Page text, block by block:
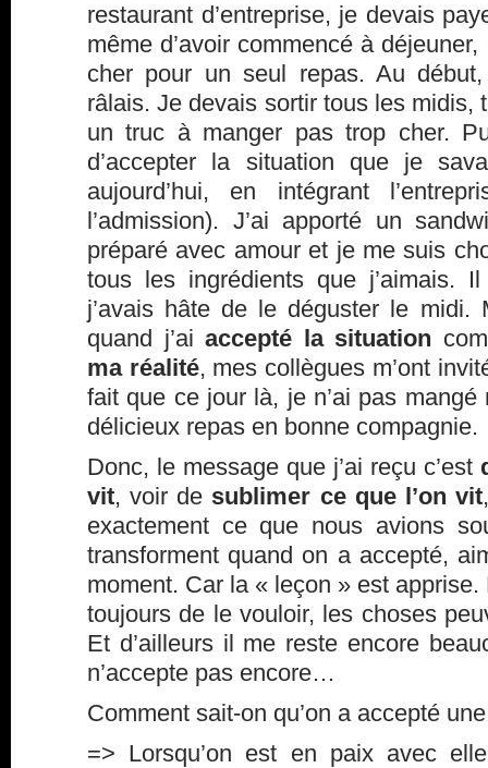
restaurant d’entreprise, je devais
même d’avoir commencé à
cher pour un seul repas. Au
râlais. Je devais sortir tous les midis,
un truc à manger pas trop cher.
d’accepter la situation que je
aujourd’hui, en intégrant
l’admission). J’ai apporté un
préparé avec amour et je me suis
tous les ingrédients que j’aimais.
j’avais hâte de le déguster le midi.
quand j’aiaccepté la situation
ma réalité, mes collègues m’ont
fait que ce jour là, je n’ai pas
délicieux repas en bonne compagnie.
Donc, le message que j’ai reçu c’est
vit, voir de sublimer ce que l’on vit
exactement ce que nous avions
transforment quand on a accepté,
moment. Car la « leçon » est
toujours de le vouloir, les choses
Et d’ailleurs il me reste encore
n’accepte pas encore…
Comment sait-on qu’on a accepté
=> Lorsqu’on est en paix avec